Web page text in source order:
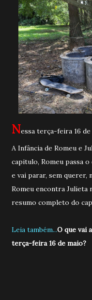
Nessa terça-feira 16
A Infância de Romeu e
capitulo, Romeu passa
e vai parar, sem querer,
Romeu encontra Julieta
resumo completo do
Leia também...O que vai
terça-feira 16 de maio?